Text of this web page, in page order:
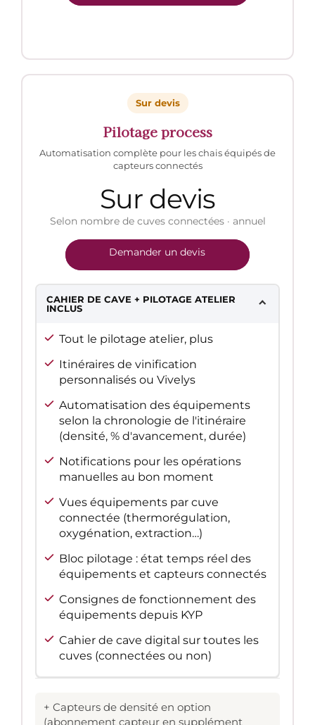
Sur devis
Pilotage process
Automatisation complète pour les chais équipés de
capteurs connectés
Sur devis
Selon nombre de cuves connectées · annuel
Demander un devis
CAHIER DE CAVE + PILOTAGE ATELIER
INCLUS
Tout le pilotage atelier, plus
Itinéraires de vinification
personnalisés ou Vivelys
Automatisation des équipements
selon la chronologie de l'itinéraire
(densité, % d'avancement, durée)
Notifications pour les opérations
manuelles au bon moment
Vues équipements par cuve
connectée (thermorégulation,
oxygénation, extraction…)
Bloc pilotage : état temps réel des
équipements et capteurs connectés
Consignes de fonctionnement des
équipements depuis KYP
Cahier de cave digital sur toutes les
cuves (connectées ou non)
+ Capteurs de densité en option
(abonnement capteur en supplément